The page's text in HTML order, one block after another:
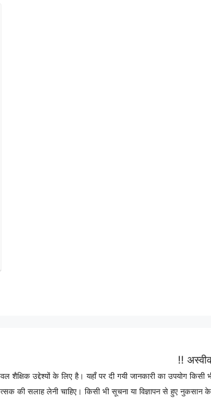
!!
उद्देश्यों के लिए है। यहाँ पर दी गयी जानकारी का उपयोग किसी
की सलाह लेनी चाहिए। किसी भी सूचना या विज्ञापन से हुए नुकसान के